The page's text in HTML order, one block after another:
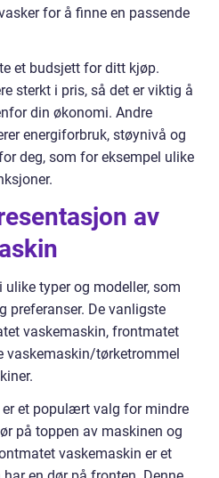
for å finne en passende
et budsjett for ditt kjøp.
sterkt i pris, så det er viktig å
din økonomi. Andre
energiforbruk, støynivå og
deg, som for eksempel ulike
av
typer og modeller, som
preferanser. De vanligste
vaskemaskin, frontmatet
vaskemaskin/tørketrommel
et populært valg for mindre
på toppen av maskinen og
vaskemaskin er et